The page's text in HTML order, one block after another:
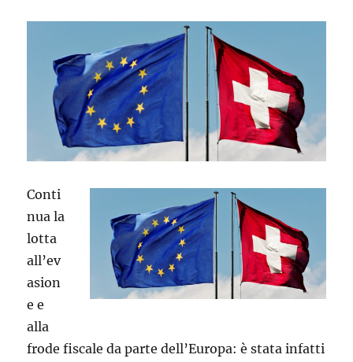
Conti
nua la
lotta
all’ev
asion
e e
alla
frode fiscale da parte dell’Europa: è stata infatti